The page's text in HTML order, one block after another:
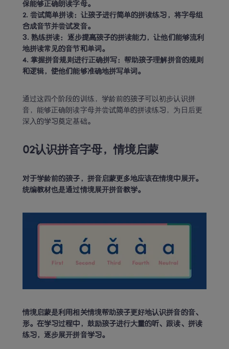
保能够正确朗读字母。
2. 尝试简单拼读：让孩子进行简单的拼读练习，将字母组
合成音节并尝试发音。
3. 熟练拼读：逐步提高孩子的拼读能力，让他们能够流利
地拼读常见的音节和单词。
4. 掌握拼音规则进行正确拼写：帮助孩子理解拼音的规则
和逻辑，使他们能够准确地拼写单词。
通过这四个阶段的训练，学龄前的孩子可以初步认识拼
音，能够正确朗读字母并尝试简单的拼读练习，为日后更
深入的学习奠定基础。
02认识拼音字母，情境启蒙
对于学龄前的孩子，拼音启蒙更多地应该在情境中展开。
统编教材也是通过情境展开拼音教学。
情境启蒙是利用相关情境帮助孩子更好地认识拼音的音、
形。在学习过程中，鼓励孩子进行大量的听、跟读、拼读
练习，逐步展开拼音学习。